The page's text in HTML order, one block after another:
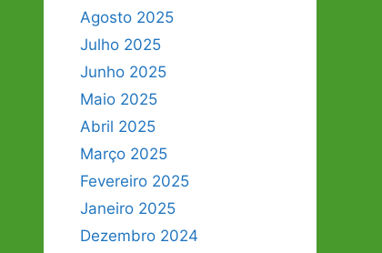
Agosto 2025
Julho 2025
Junho 2025
Maio 2025
Abril 2025
Março 2025
Fevereiro 2025
Janeiro 2025
Dezembro 2024